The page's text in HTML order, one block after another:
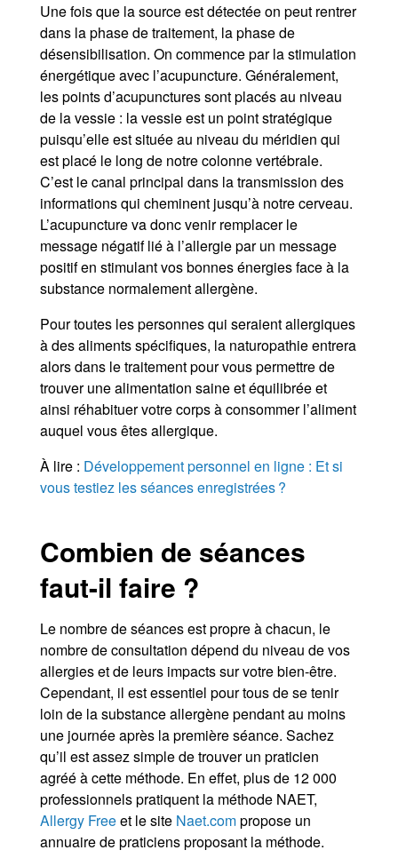
Une fois que la source est détectée on peut rentrer
dans la phase de traitement, la phase de
désensibilisation. On commence par la stimulation
énergétique avec l’acupuncture. Généralement,
les points d’acupunctures sont placés au niveau
de la vessie : la vessie est un point stratégique
puisqu’elle est située au niveau du méridien qui
est placé le long de notre colonne vertébrale.
C’est le canal principal dans la transmission des
informations qui cheminent jusqu’à notre cerveau.
L’acupuncture va donc venir remplacer le
message négatif lié à l’allergie par un message
positif en stimulant vos bonnes énergies face à la
substance normalement allergène.
Pour toutes les personnes qui seraient allergiques
à des aliments spécifiques, la naturopathie entrera
alors dans le traitement pour vous permettre de
trouver une alimentation saine et équilibrée et
ainsi réhabituer votre corps à consommer l’aliment
auquel vous êtes allergique.
À lire : Développement personnel en ligne : Et si
vous testiez les séances enregistrées ?
Combien de séances
faut-il faire ?
Le nombre de séances est propre à chacun, le
nombre de consultation dépend du niveau de vos
allergies et de leurs impacts sur votre bien-être.
Cependant, il est essentiel pour tous de se tenir
loin de la substance allergène pendant au moins
une journée après la première séance. Sachez
qu’il est assez simple de trouver un praticien
agréé à cette méthode. En effet, plus de 12 000
professionnels pratiquent la méthode NAET,
Allergy Freeet le site Naet.compropose un
annuaire de praticiens proposant la méthode.